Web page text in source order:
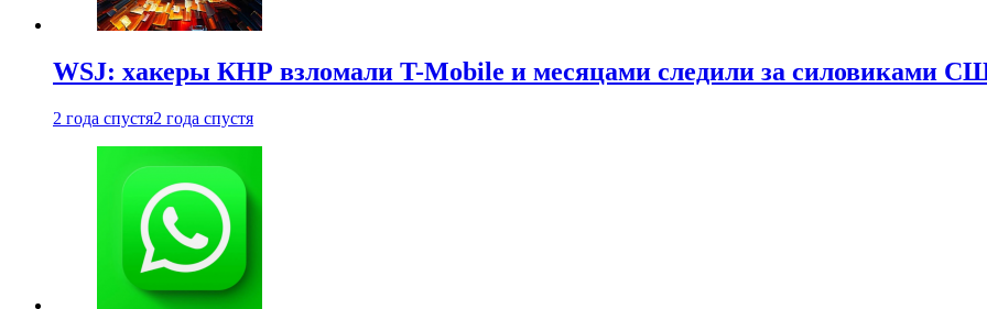
WSJ: хакеры КНР взломали T-Mobile и месяцами следили за силовиками
2 года спустя2 года спустя